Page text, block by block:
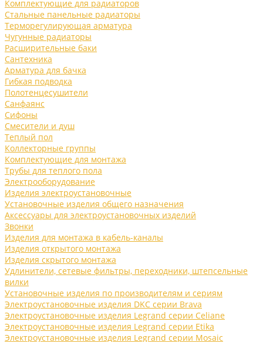
Комплектующие для радиаторов
Стальные панельные радиаторы
Терморегулирующая арматура
Чугунные радиаторы
Расширительные баки
Сантехника
Арматура для бачка
Гибкая подводка
Полотенцесушители
Санфаянс
Сифоны
Смесители и душ
Теплый пол
Коллекторные группы
Комплектующие для монтажа
Трубы для теплого пола
Электрооборудование
Изделия электроустановочные
Установочные изделия общего назначения
Аксессуары для электроустановочных изделий
Звонки
Изделия для монтажа в кабель-каналы
Изделия открытого монтажа
Изделия скрытого монтажа
Удлинители, сетевые фильтры, переходники, штепсельные
вилки
Установочные изделия по производителям и сериям
Электроустановочные изделия DKC серии Brava
Электроустановочные изделия Legrand серии Celiane
Электроустановочные изделия Legrand серии Etika
Электроустановочные изделия Legrand серии Mosaic